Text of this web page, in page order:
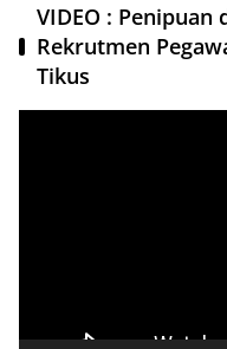
VIDEO : Penipuan
Rekrutmen
Tikus